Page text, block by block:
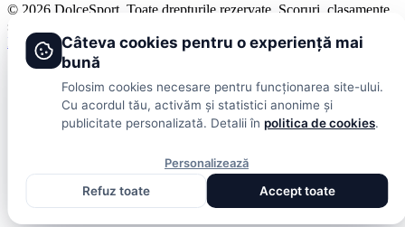
© 2026 DolceSport. Toate drepturile rezervate. Scoruri, clasamente
și analize din toate competițiile
Fotbal intern Fotbal extern Scoruri live
Câteva cookies pentru o experiență mai
bună
Folosim cookies necesare pentru funcționarea site-ului.
Cu acordul tău, activăm și statistici anonime și
publicitate personalizată. Detalii în politica de cookies.
Personalizează
Refuz toate
Accept toate